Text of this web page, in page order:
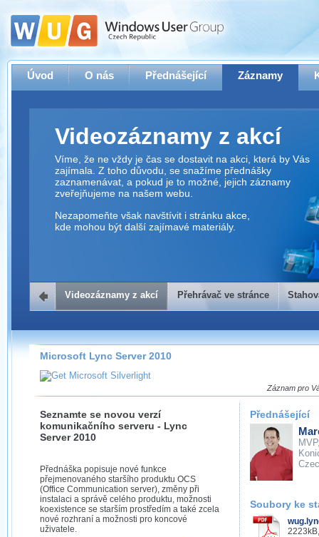
Úvod O nás Přednášející Záznamy
Videozáznamy z akcí
Víme, že ne vždy je čas se dostavit na akci, která by Vás
zajímala. Z toho důvodu, se snažíme přednášky
zaznamenávat, a pokud je to možné, jejich záznamy
zveřejňujeme na našem webu.
Nezapomeňte však navštívit i stránku akce,
kde mohou být další zajímavé materiály.
Přehrávač ve stránce
Záznamy na našem webu můžete pohodlně sledovat
přímo na stránce s využitím našehoHTML 5nebo
Silverlightpřehrávače.
Stránka se sama rozhodne, na základě toho, jaké
technologie podporuje Váš prohlížeč, který přehrávač
použít, abyste záznam mohli sledovat v nejvyšší
možné kvalitě.
Stahování záznamů
Víme, že občas chcete sledovat záznamy i v místech,
kde není připojení k internetu, což současný přehrávač
neumožňuje, proto umožňujeme stahování vybraných
Videozáznamy z akcí Přehrávač ve stránce
Microsoft Lync Server 2010
Záznam pro
Seznamte se novou verzí
komunikačního serveru - Lync
Server 2010
Přednáška popisuje nové funkce
přejmenovaného staršího produktu OCS
(Office Communication server), změny při
instalaci a správě celého produktu, možnosti
koexistence se starším prostředím a také zcela
nové rozhraní a možnosti pro koncové
uživatele.
Přednášející
Soubory ke